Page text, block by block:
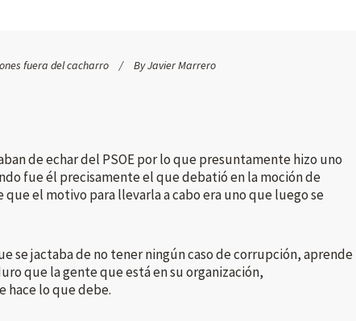
fuera del cacharro ByJavier Marrero
de echar del PSOE por lo que presuntamente hizo uno
fue él precisamente el que debatió en la moción de
que el motivo para llevarla a cabo era uno que luego se
se jactaba de no tener ningún caso de corrupción, aprende
que la gente que está en su organización,
hace lo que debe.